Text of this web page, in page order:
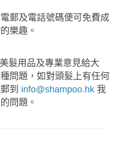
郵及電話號碼便可免費成
樂趣。
髮用品及專業意見給大
問題，如對頭髮上有任何
到 info@shampoo.hk 我
問題。